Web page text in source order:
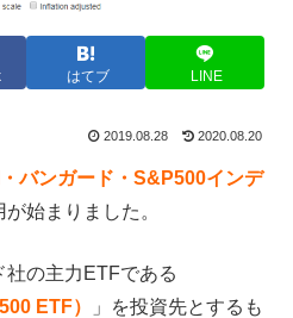
はてブ LINE
2019.08.28 2020.08.20
バンガード・S&P500インデ
が始まりました。
の主力ETFである
ETF）
」を投資先とするも